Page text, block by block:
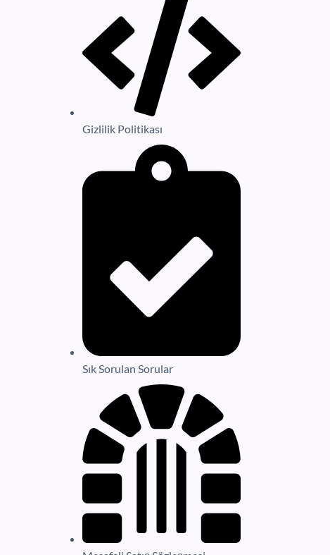
Gizlilik Politikası
Sık Sorulan Sorular